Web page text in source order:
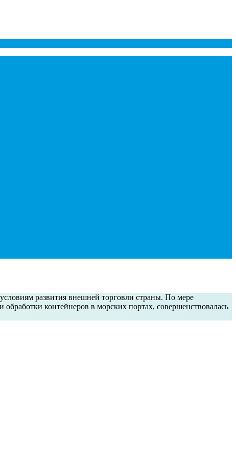
развития внешней торговли страны. По мере
контейнеров в морских портах, совершенствовалась